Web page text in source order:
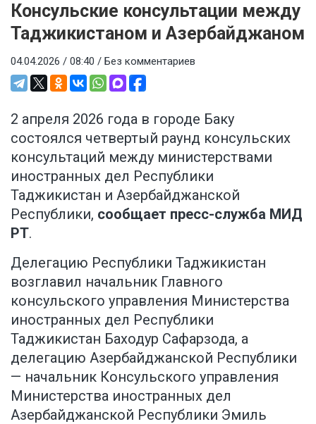
Консульские консультации между
Таджикистаном и Азербайджаном
04.04.2026 / 08:40 / Без комментариев
2 апреля 2026 года в городе Баку
состоялся четвертый раунд консульских
консультаций между министерствами
иностранных дел Республики
Таджикистан и Азербайджанской
Республики, сообщает пресс-служба МИД
РТ.
Делегацию Республики Таджикистан
возглавил начальник Главного
консульского управления Министерства
иностранных дел Республики
Таджикистан Баходур Сафарзода, а
делегацию Азербайджанской Республики
— начальник Консульского управления
Министерства иностранных дел
Азербайджанской Республики Эмиль